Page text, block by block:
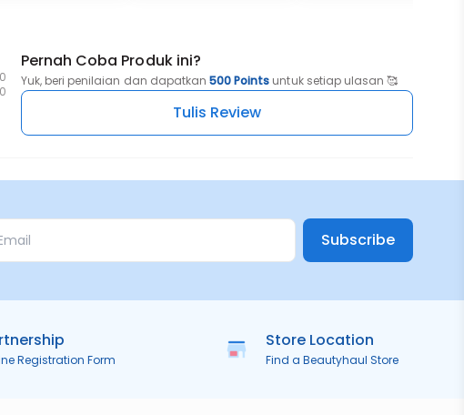
0
0
Pernah Coba Produk ini?
Yuk, beri penilaian dan dapatkan 500 Points untuk setiap ulasan 🥰
Tulis Review
Subscribe
Registration Form
Store Location
Find a Beautyhaul Store